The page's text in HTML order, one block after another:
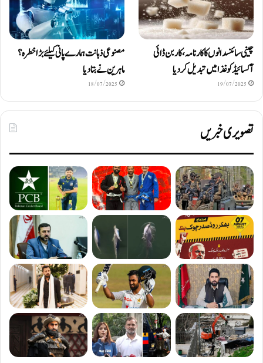
چینی سائنسدانوں کا کارنامہ، کاربن ڈائی
آکسائیڈ کو غذا میں تبدیل کردیا
19/07/2025
مصنوعی ذہانت ہمارے پانی کیلئے بڑا خطرہ؟
ماہرین نے بتا دیا
18/07/2025
تصویری خبریں